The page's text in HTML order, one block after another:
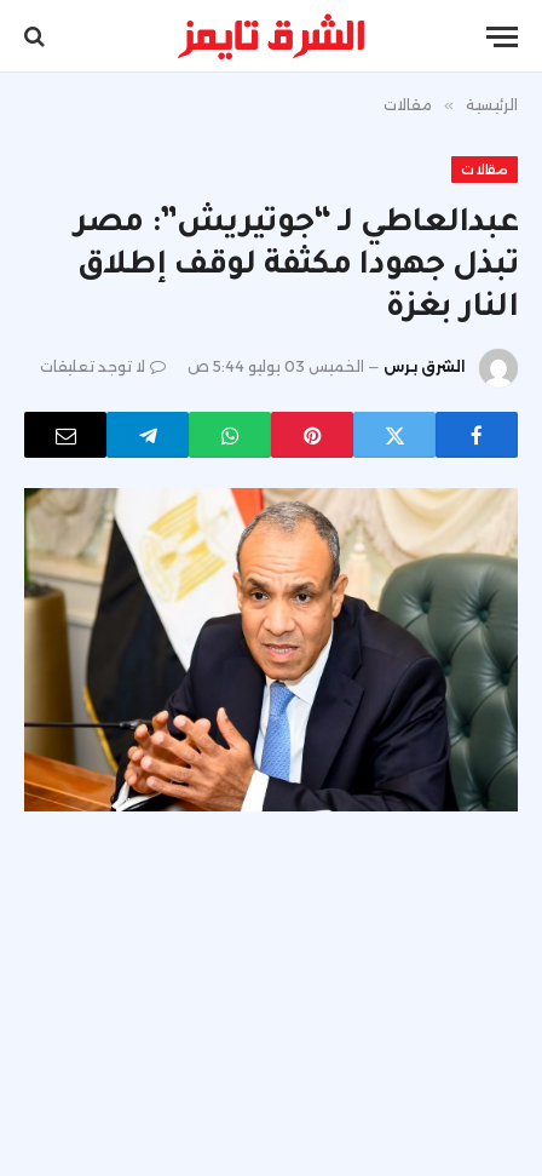
الرئيسية » مقالات
مقالات
عبدالعاطي لـ “جوتيريش”: مصر
تبذل جهودا مكثفة لوقف إطلاق
النار بغزة
الشرق برس الخميس 03 يوليو 5:44 ص لا توجد تعليقات